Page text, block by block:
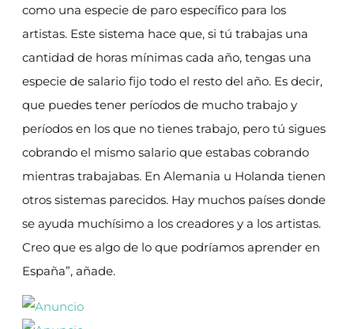
como una especie de paro específico para los
artistas. Este sistema hace que, si tú trabajas una
cantidad de horas mínimas cada año, tengas una
especie de salario fijo todo el resto del año. Es decir,
que puedes tener períodos de mucho trabajo y
períodos en los que no tienes trabajo, pero tú sigues
cobrando el mismo salario que estabas cobrando
mientras trabajabas. En Alemania u Holanda tienen
otros sistemas parecidos. Hay muchos países donde
se ayuda muchísimo a los creadores y a los artistas.
Creo que es algo de lo que podríamos aprender en
España”, añade.